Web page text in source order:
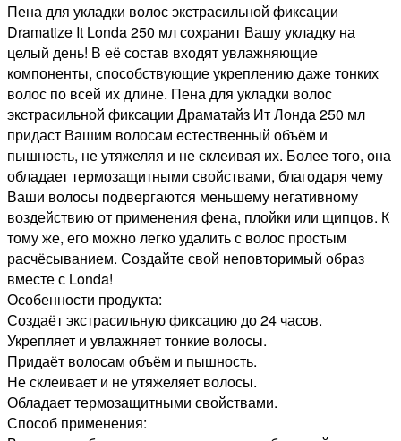
Пена для укладки волос экстрасильной фиксации
Dramatize It Londa 250 мл сохранит Вашу укладку на
целый день! В её состав входят увлажняющие
компоненты, способствующие укреплению даже тонких
волос по всей их длине. Пена для укладки волос
экстрасильной фиксации Драматайз Ит Лонда 250 мл
придаст Вашим волосам естественный объём и
пышность, не утяжеляя и не склеивая их. Более того, она
обладает термозащитными свойствами, благодаря чему
Ваши волосы подвергаются меньшему негативному
воздействию от применения фена, плойки или щипцов. К
тому же, его можно легко удалить с волос простым
расчёсыванием. Создайте свой неповторимый образ
вместе с Londa!
Особенности продукта:
Создаёт экстрасильную фиксацию до 24 часов.
Укрепляет и увлажняет тонкие волосы.
Придаёт волосам объём и пышность.
Не склеивает и не утяжеляет волосы.
Обладает термозащитными свойствами.
Способ применения: